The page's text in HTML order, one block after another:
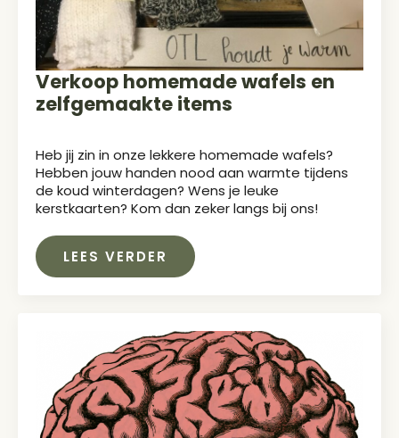
Verkoop homemade wafels en
zelfgemaakte items
Heb jij zin in onze lekkere homemade wafels?
Hebben jouw handen nood aan warmte tijdens
de koud winterdagen? Wens je leuke
kerstkaarten? Kom dan zeker langs bij ons!
LEES VERDER